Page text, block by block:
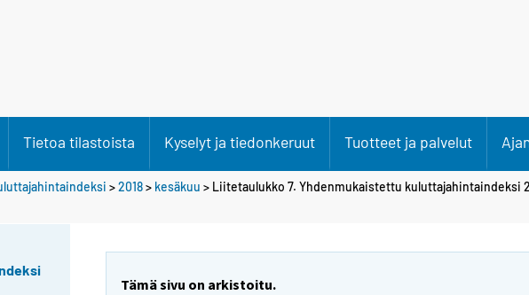
Tietoa tilastoista Kyselyt ja tiedonkeruut Tuotteet ja palvelut
>2018> kesäkuu > Liitetaulukko 7. Yhdenmukaistettu kuluttajahintaindeksi
Tämä sivu on arkistoitu.